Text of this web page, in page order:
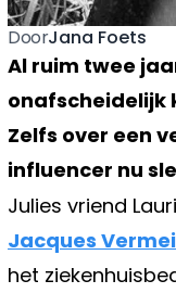
DoorJana Foets
Al ruim twee
onafscheidelijk
Zelfs over een
influencer nu
Julies vriend
Jacques
het